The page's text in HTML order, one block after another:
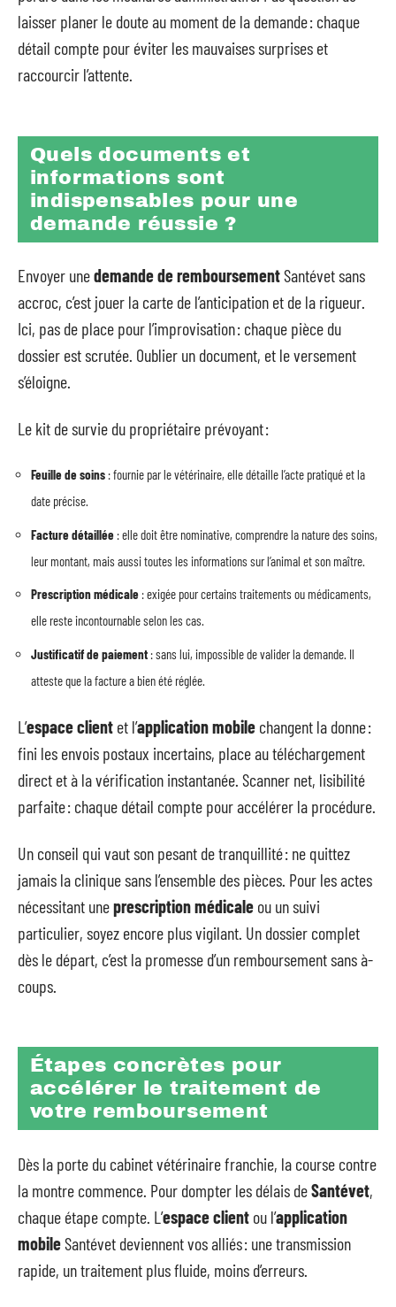
laisser planer le doute au moment de la demande : chaque
détail compte pour éviter les mauvaises surprises et
raccourcir l’attente.
Quels documents et
informations sont
indispensables pour une
demande réussie ?
Envoyer unedemande de remboursementSantévet sans
accroc, c’est jouer la carte de l’anticipation et de la rigueur.
Ici, pas de place pour l’improvisation : chaque pièce du
dossier est scrutée. Oublier un document, et le versement
s’éloigne.
Le kit de survie du propriétaire prévoyant :
Feuille de soins : fournie par le vétérinaire, elle détaille l’acte pratiqué et la
date précise.
Facture détaillée : elle doit être nominative, comprendre la nature des soins,
leur montant, mais aussi toutes les informations sur l’animal et son maître.
Prescription médicale : exigée pour certains traitements ou médicaments,
elle reste incontournable selon les cas.
Justificatif de paiement : sans lui, impossible de valider la demande. Il
atteste que la facture a bien été réglée.
L’espace client et l’application mobile changent la donne :
fini les envois postaux incertains, place au téléchargement
direct et à la vérification instantanée. Scanner net, lisibilité
parfaite : chaque détail compte pour accélérer la procédure.
Un conseil qui vaut son pesant de tranquillité : ne quittez
jamais la clinique sans l’ensemble des pièces. Pour les actes
nécessitant uneprescription médicale ou un suivi
particulier, soyez encore plus vigilant. Un dossier complet
dès le départ, c’est la promesse d’un remboursement sans à-
coups.
Étapes concrètes pour
accélérer le traitement de
votre remboursement
Dès la porte du cabinet vétérinaire franchie, la course contre
la montre commence. Pour dompter les délais deSantévet,
chaque étape compte. L’espace client ou l’application
mobileSantévet deviennent vos alliés : une transmission
rapide, un traitement plus fluide, moins d’erreurs.